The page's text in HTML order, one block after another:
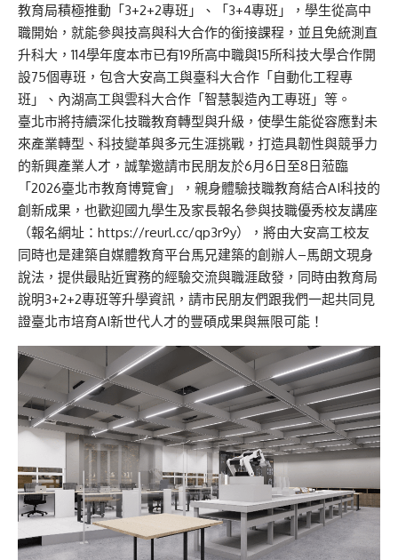
教育局積極推動「3+2+2專班」、「3+4專班」，學生從高中
職開始，就能參與技高與科大合作的銜接課程，並且免統測直
升科大，114學年度本市已有19所高中職與15所科技大學合作開
設75個專班，包含大安高工與臺科大合作「自動化工程專
班」、內湖高工與雲科大合作「智慧製造內工專班」等。
臺北市將持續深化技職教育轉型與升級，使學生能從容應對未
來產業轉型、科技變革與多元生涯挑戰，打造具韌性與競爭力
的新興產業人才，誠摯邀請市民朋友於6月6日至8日蒞臨
「2026臺北市教育博覽會」，親身體驗技職教育結合AI科技的
創新成果，也歡迎國九學生及家長報名參與技職優秀校友講座
（報名網址：https://reurl.cc/qp3r9y），將由大安高工校友
同時也是建築自媒體教育平台馬兄建築的創辦人–馬朗文現身
說法，提供最貼近實務的經驗交流與職涯啟發，同時由教育局
說明3+2+2專班等升學資訊，請市民朋友們跟我們一起共同見
證臺北市培育AI新世代人才的豐碩成果與無限可能！